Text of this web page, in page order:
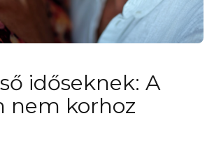
időseknek: A
nem korhoz